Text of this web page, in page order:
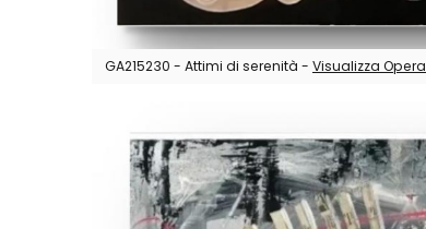
GA215230 - Attimi di serenità - Visualizza Opera